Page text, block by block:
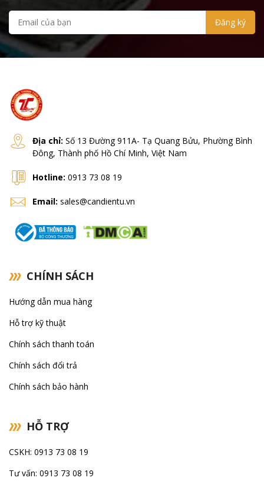
Địa chỉ: Số 13 Đường 911A- Tạ Quang Bửu, Phường Bình
Đông, Thành phố Hồ Chí Minh, Việt Nam
Hotline: 0913 73 08 19
Email: sales@candientu.vn
CHÍNH SÁCH
Hướng dẫn mua hàng
Hỗ trợ kỹ thuật
Chính sách thanh toán
Chính sách đổi trả
Chính sách bảo hành
HỖ TRỢ
CSKH: 0913 73 08 19
Tư vấn: 0913 73 08 19